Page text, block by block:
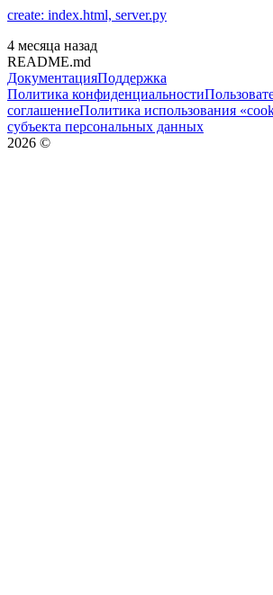
create: index.html, server.py
4 месяца назад
README.md
ДокументацияПоддержка
Политика конфиденциальности
соглашениеПолитика использования
субъекта персональных данных
2026 ©